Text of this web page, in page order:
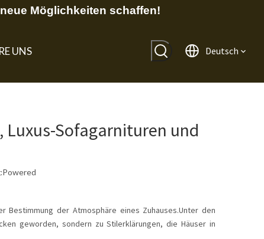
Möglichkeiten schaffen!
UNS Deutsch
Luxus-Sofagarnituren und
Powered
der Atmosphäre eines Zuhauses.Unter den
geworden, sondern zu Stilerklärungen, die Häuser in